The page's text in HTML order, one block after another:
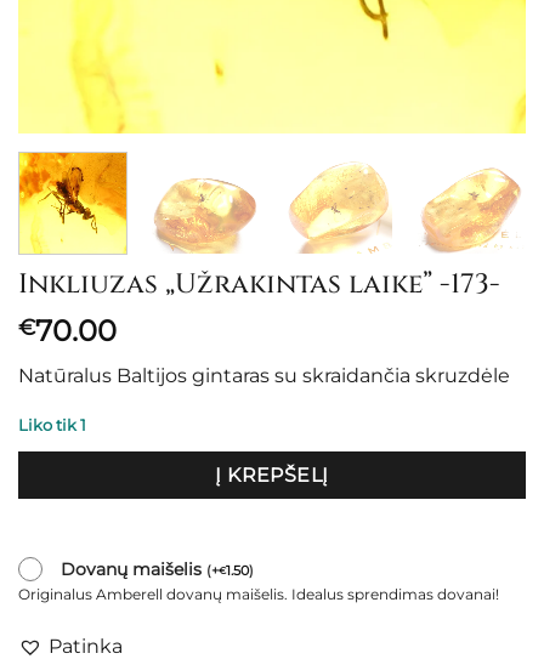
Inkliuzas „Užrakintas laike” -173-
€70.00
Natūralus Baltijos gintaras su skraidančia skruzdėle
Liko tik 1
Į KREPŠELĮ
Dovanų maišelis (+€1.50)
Originalus Amberell dovanų maišelis. Idealus sprendimas dovanai!
Patinka